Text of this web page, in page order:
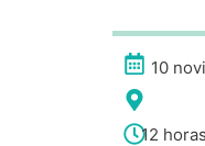
10
12